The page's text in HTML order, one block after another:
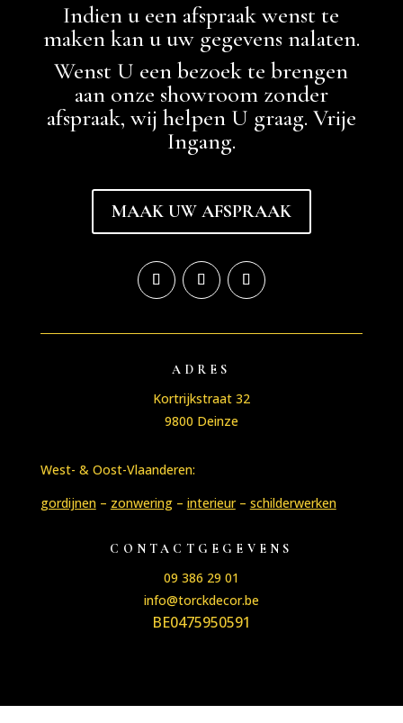
Indien u een afspraak wenst te
maken kan u uw gegevens nalaten.
Wenst U een bezoek te brengen
aan onze showroom zonder
afspraak, wij helpen U graag. Vrije
Ingang.
MAAK UW AFSPRAAK
ADRES
Kortrijkstraat 32
9800 Deinze
West- & Oost-Vlaanderen:
gordijnen– zonwering– interieur– schilderwerken
CONTACTGEGEVENS
09 386 29 01
info@torckdecor.be
BE0475950591